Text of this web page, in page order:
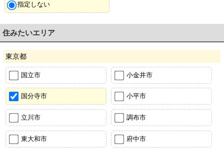
指定しない
住みたいエリア
東京都
国立市 小金井市
国分寺市 小平市
立川市 調布市
東大和市 府中市